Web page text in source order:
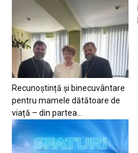
Recunoștință și binecuvântare
pentru mamele dătătoare de
viață – din partea...